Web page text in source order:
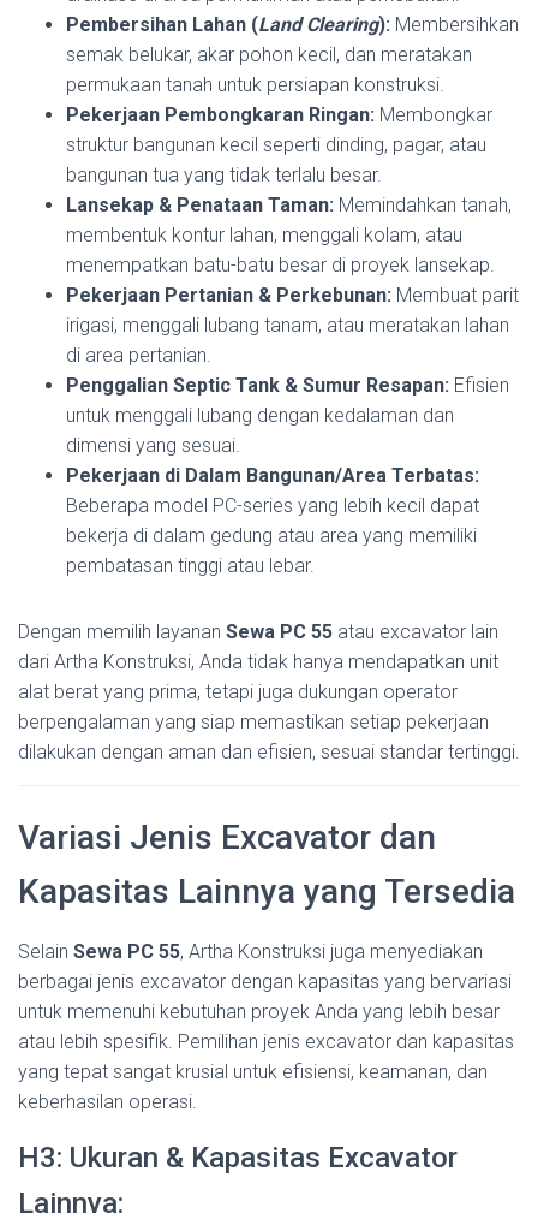
Pembersihan Lahan (Land Clearing): Membersihkan
semak belukar, akar pohon kecil, dan meratakan
permukaan tanah untuk persiapan konstruksi.
Pekerjaan Pembongkaran Ringan: Membongkar
struktur bangunan kecil seperti dinding, pagar, atau
bangunan tua yang tidak terlalu besar.
Lansekap & Penataan Taman: Memindahkan tanah,
membentuk kontur lahan, menggali kolam, atau
menempatkan batu-batu besar di proyek lansekap.
Pekerjaan Pertanian & Perkebunan: Membuat parit
irigasi, menggali lubang tanam, atau meratakan lahan
di area pertanian.
Penggalian Septic Tank & Sumur Resapan: Efisien
untuk menggali lubang dengan kedalaman dan
dimensi yang sesuai.
Pekerjaan di Dalam Bangunan/Area Terbatas:
Beberapa model PC-series yang lebih kecil dapat
bekerja di dalam gedung atau area yang memiliki
pembatasan tinggi atau lebar.
Dengan memilih layanan Sewa PC 55 atau excavator lain
dari Artha Konstruksi, Anda tidak hanya mendapatkan unit
alat berat yang prima, tetapi juga dukungan operator
berpengalaman yang siap memastikan setiap pekerjaan
dilakukan dengan aman dan efisien, sesuai standar tertinggi.
Variasi Jenis Excavator dan
Kapasitas Lainnya yang Tersedia
Selain Sewa PC 55, Artha Konstruksi juga menyediakan
berbagai jenis excavator dengan kapasitas yang bervariasi
untuk memenuhi kebutuhan proyek Anda yang lebih besar
atau lebih spesifik. Pemilihan jenis excavator dan kapasitas
yang tepat sangat krusial untuk efisiensi, keamanan, dan
keberhasilan operasi.
H3: Ukuran & Kapasitas Excavator
Lainnya: